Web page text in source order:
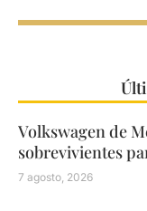
Volkswagen de
sobrevivientes
7 agosto, 2026